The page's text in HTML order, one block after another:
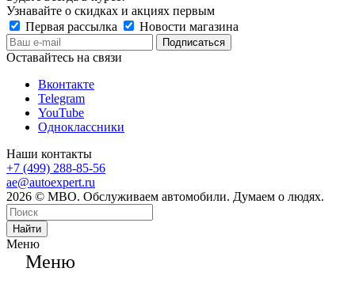
Узнавайте о скидках и акциях первым
Первая рассылка
Новости магазина
Оставайтесь на связи
Вконтакте
Telegram
YouTube
Одноклассники
Наши контакты
+7 (499) 288-85-56
ae@autoexpert.ru
2026 © МВО. Обслуживаем автомобили. Думаем о людях.
Найти
Меню
Меню